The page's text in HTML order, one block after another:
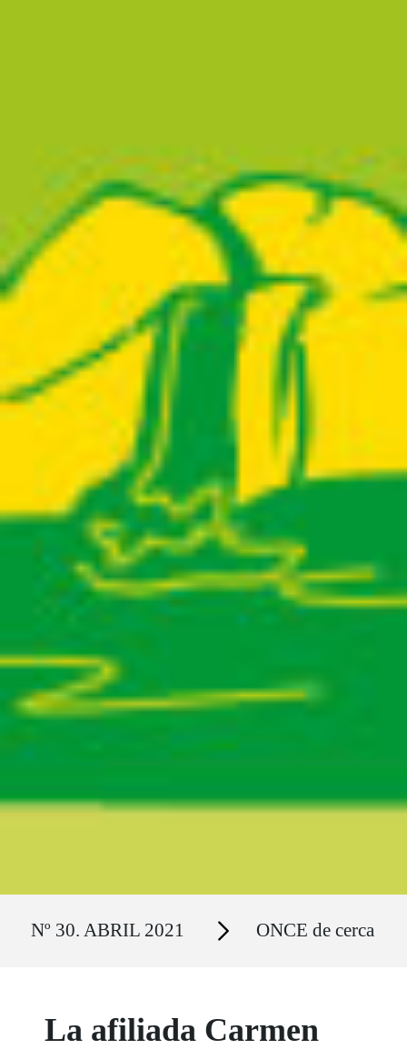
Nº 30. ABRIL 2021 Secciones ONCE de cerca
La afiliada Carmen